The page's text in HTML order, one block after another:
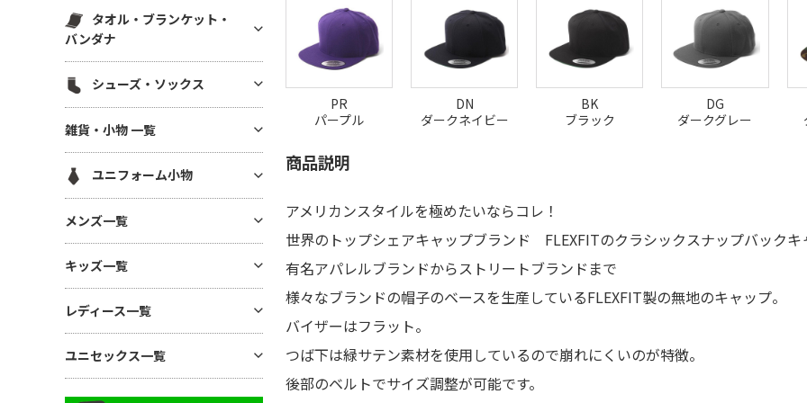
PR
パープル
DN
ダークネイビー
BK
ブラック
DG
ダークグレー
商品説明
アメリカンスタイルを極めたいならコレ！
世界のトップシェアキャップブランド FLEXFITのクラシックスナップバックキ
有名アパレルブランドからストリートブランドまで
様々なブランドの帽子のベースを生産しているFLEXFIT製の無地のキャップ。
バイザーはフラット。
つば下は緑サテン素材を使用しているので崩れにくいのが特徴。
後部のベルトでサイズ調整が可能です。
エコ素材(SDGs) バッグ・ポー
チ
麻(ヘンプ)・ジュートバッグ
ポーチ
白衣・医療用ジャケット
ワンピース・ナースウエア
帆前掛け
スウェットパンツ(裏起毛)
ワークパンツ
ドライ素材パンツ
コットン・T/Cパンツ
ナイロンパンツ
ミリタリーパンツ
レギンス・スパッツ
その他ボトムス
ハット
メッシュキャップ
コットンキャップ
フラットバイザーキャップ
キャスケット・ハンチング・ベ
レー
マグカップ・湯呑
ボトル・タンブラー
ステーショナリー
アルバム・フォトフレーム
キーホルダー
モバイル・PC関連グッズ
デスク雑貨
生活雑貨
インテリア雑貨
時計
暑さ・紫外線対策 / 保冷グッ
ズ・扇風機
あったかグッズ・フリース
傘・レイングッズ
タオル・ブランケット・
バンダナ
無地タオル
バンダナ(三角巾)・ハンカチ
ハンカチタオル
フェイスタオル
マフラータオル
バスタオル
リストバンド
シューズ・ソックス
シューズ
ソックス
雑貨・小物 一覧
ユニフォーム小物
ネクタイ・コックタイ
三角巾
バンダナ・スカーフ
メンズ一覧
メンズTシャツ
メンズ ドライTシャツ
メンズ ポロシャツ
メンズ トレーナー
メンズ パーカー
キッズ一覧
キッズTシャツ
ベビー用アイテム
キッズ ドライTシャツ
レディース一覧
レディース Tシャツ
レディース ドライTシャツ
ユニセックス一覧